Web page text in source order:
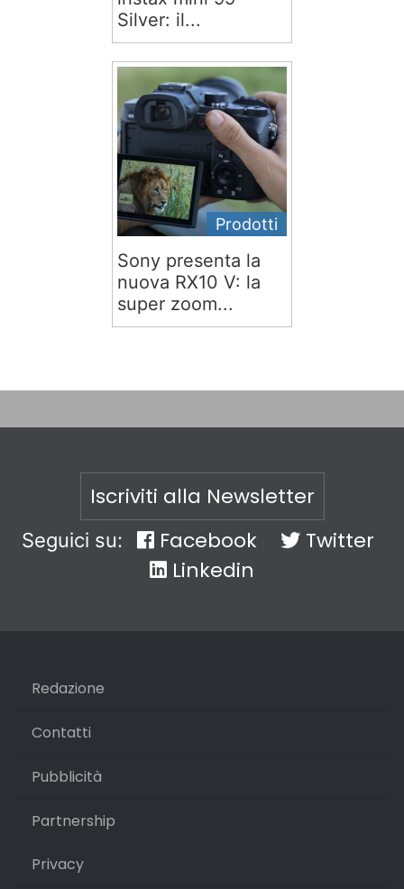
Silver: il...
Prodotti
Sony presenta la
nuova RX10 V: la
super zoom...
Iscriviti alla Newsletter
Seguici su: Facebook
Twitter
Linkedin
Redazione
Contatti
Pubblicità
Partnership
Privacy